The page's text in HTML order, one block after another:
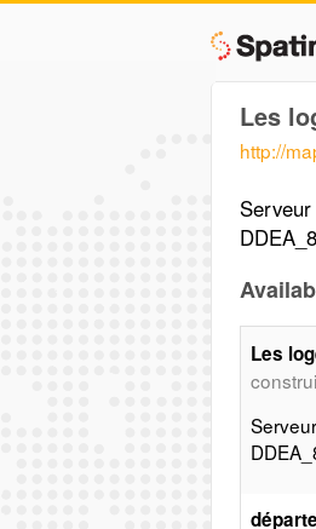
Les
http://
Les